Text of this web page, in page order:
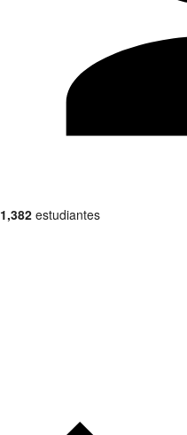
1,382 estudiantes